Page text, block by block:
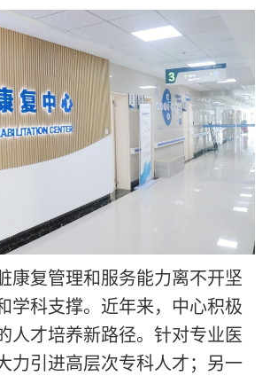
康复管理和服务能力离不开坚
学科支撑。近年来，中心积极
人才培养新路径。针对专业医
力引进高层次专科人才；另一